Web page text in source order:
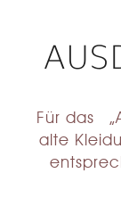
Für das
alte